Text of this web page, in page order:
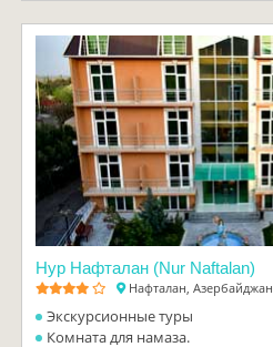
Нур Нафталан (Nur Naftalan)
Нафталан, Азербайджан
Экскурсионные туры
Комната для намаза.